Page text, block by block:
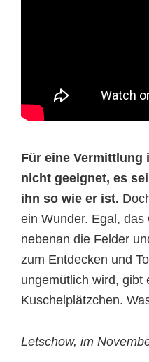
Für eine Vermittlung
nicht geeignet, es
ihn so wie er ist.
ein Wunder. Egal,
nebenan die Felder
zum Entdecken und
ungemütlich wird, gibt
Kuschelplätzchen.
Letschow, im